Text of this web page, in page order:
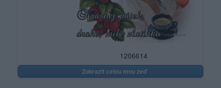
1206614
Zobrazit celou mou zeď